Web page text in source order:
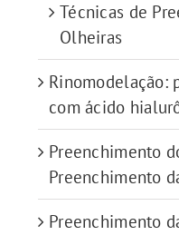
Técnicas de
Olheiras
Rinomodelação:
com ácido
Preenchimento
Preenchimento
Preenchimento